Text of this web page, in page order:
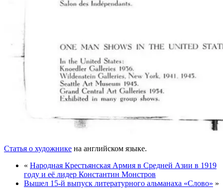
Статья о художнике на английском языке.
« Народная Крестьянская Армия в Средней Азии в 1919
году и её лидер Константин Монстров
Вышел 15-й выпуск литературного альманаха «Слово» »